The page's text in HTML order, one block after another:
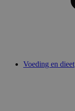
Voeding en dieet